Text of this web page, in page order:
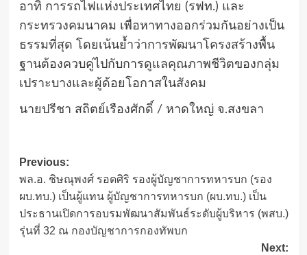
อาทิ การรถไฟแห่งประเทศไทย (รฟท.) และ
กระทรวงคมนาคม เพื่อหาทางออกร่วมกันอย่างเป็น
ธรรมที่สุด โดยเน้นย้ำว่าการพัฒนาโครงสร้างพื้น
ฐานต้องควบคู่ไปกับการดูแลคุณภาพชีวิตของกลุ่ม
เปราะบางและผู้ด้อยโอกาสในสังคม
นายปรีชา สถิตย์เรืองศักดิ์ / หาดใหญ่ จ.สงขลา
Post
navigation
Previous:
พล.อ. ชิษณุพงศ์ รอดศิริ รองผู้บัญชาการทหารบก (รอง
ผบ.ทบ.) เป็นผู้แทน ผู้บัญชาการทหารบก (ผบ.ทบ.) เป็น
ประธานเปิดการอบรมพัฒนาสัมพันธ์ระดับผู้บริหาร (พสบ.)
รุ่นที่ 32 ณ กองบัญชาการกองทัพบก
Next: